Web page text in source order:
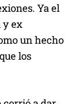
Ya el
y ex
un hecho
los